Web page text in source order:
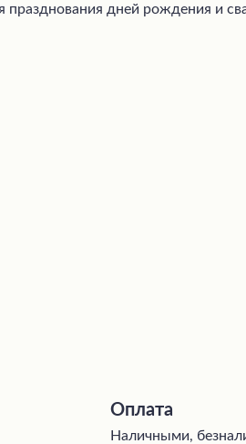
празднования дней рождения и
под зажигательную музыку и
Оплата
Наличными,